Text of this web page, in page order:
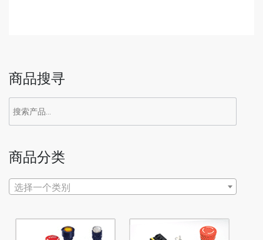
商品搜寻
商品分类
选择一个类别